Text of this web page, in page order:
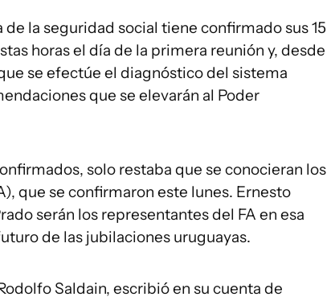
la seguridad social tiene confirmado sus 15
horas el día de la primera reunión y, desde
se efectúe el diagnóstico del sistema
que se elevarán al Poder
solo restaba que se conocieran los
que se confirmaron este lunes. Ernesto
serán los representantes del FA en esa
de las jubilaciones uruguayas.
Saldain, escribió en su cuenta de